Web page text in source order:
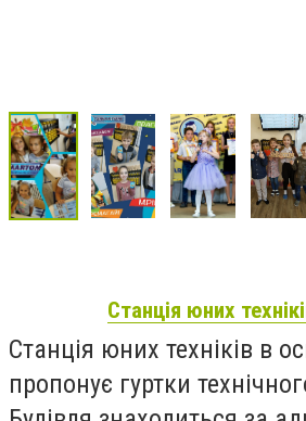
Станція юних
Станція юних техніків в
пропонує гуртки